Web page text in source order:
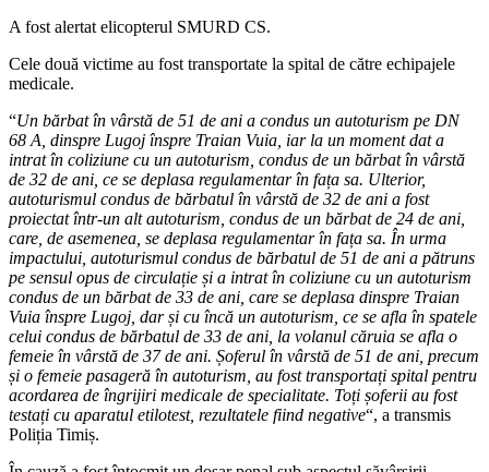
A fost alertat elicopterul SMURD CS.
Cele două victime au fost transportate la spital de către echipajele
medicale.
“Un bărbat în vârstă de 51 de ani a condus un autoturism pe DN
68 A, dinspre Lugoj înspre Traian Vuia, iar la un moment dat a
intrat în coliziune cu un autoturism, condus de un bărbat în vârstă
de 32 de ani, ce se deplasa regulamentar în fața sa. Ulterior,
autoturismul condus de bărbatul în vârstă de 32 de ani a fost
proiectat într-un alt autoturism, condus de un bărbat de 24 de ani,
care, de asemenea, se deplasa regulamentar în fața sa. În urma
impactului, autoturismul condus de bărbatul de 51 de ani a pătruns
pe sensul opus de circulație și a intrat în coliziune cu un autoturism
condus de un bărbat de 33 de ani, care se deplasa dinspre Traian
Vuia înspre Lugoj, dar și cu încă un autoturism, ce se afla în spatele
celui condus de bărbatul de 33 de ani, la volanul căruia se afla o
femeie în vârstă de 37 de ani. Șoferul în vârstă de 51 de ani, precum
și o femeie pasageră în autoturism, au fost transportați spital pentru
acordarea de îngrijiri medicale de specialitate. Toți șoferii au fost
testați cu aparatul etilotest, rezultatele fiind negative“, a transmis
Poliția Timiș.